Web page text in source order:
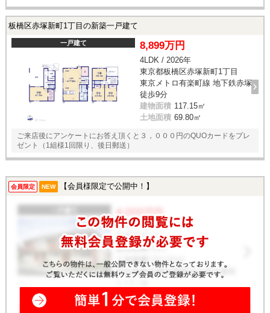
板橋区赤塚新町1丁目の新築一戸建て
一戸建て 8,899万円
4LDK / 2026年
東京都板橋区赤塚新町1丁目
東京メトロ有楽町線 地下鉄赤塚
徒歩9分
建物面積 117.15㎡
土地面積 69.80㎡
ご来店後にアンケートにお答え頂くと３，０００円のQUOカードをプレ
ゼント（1組様1回限り、後日郵送）
会員限定 NEW 【会員様限定で公開中！】